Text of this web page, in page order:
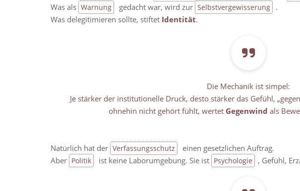
Was als Warnung gedacht war, wird zur Selbstvergewisserung
.
Was delegitimieren sollte, stiftet Identität.
Die Mechanik ist simpel:
Je stärker der institutionelle Druck, desto stärker das Gefühl,
ohnehin nicht gehört fühlt, wertet Gegenwind als
Natürlich hat der Verfassungsschutz
einen gesetzlichen Auftrag.
Aber Politik ist keine Laborumgebung. Sie ist Psychologie , Gefühl,